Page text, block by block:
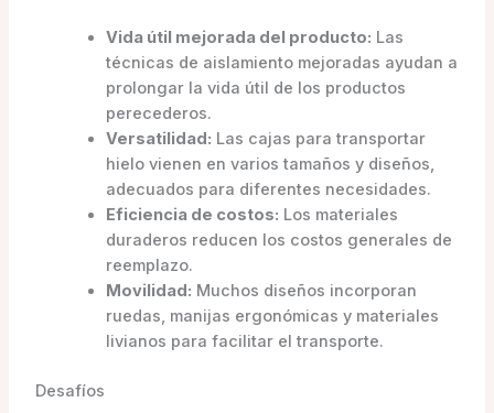
Vida útil mejorada del producto: Las
técnicas de aislamiento mejoradas ayudan a
prolongar la vida útil de los productos
perecederos.
Versatilidad: Las cajas para transportar
hielo vienen en varios tamaños y diseños,
adecuados para diferentes necesidades.
Eficiencia de costos: Los materiales
duraderos reducen los costos generales de
reemplazo.
Movilidad: Muchos diseños incorporan
ruedas, manijas ergonómicas y materiales
livianos para facilitar el transporte.
Desafíos